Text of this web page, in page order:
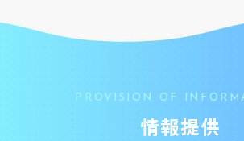
PROVISION OF
情報提供